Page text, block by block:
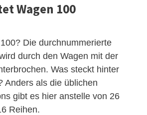
Wagen 100
Die durchnummerierte
durch den Wagen mit der
Was steckt hinter
Anders als die üblichen
gibt es hier anstelle von 26
Reihen.